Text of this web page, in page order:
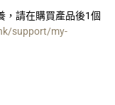
，請在購買產品後1個
support/my-